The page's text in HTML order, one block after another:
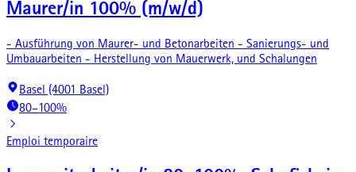
Maurer/in 100% (m/w/d)
- Ausführung von Maurer- und Betonarbeiten - Sanierungs- und
Umbauarbeiten - Herstellung von Mauerwerk, und Schalungen
Basel (4001 Basel)
80–100%
Emploi temporaire